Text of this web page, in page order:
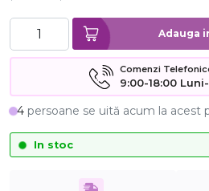
Comenzi
9:00-18:00
4 persoane se uită acum la acest
In stoc